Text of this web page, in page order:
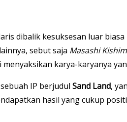
dibalik kesuksesan luar biasa
sebut saja Masashi
karya-karyanya
IP berjudul Sand Land,
hasil yang cukup